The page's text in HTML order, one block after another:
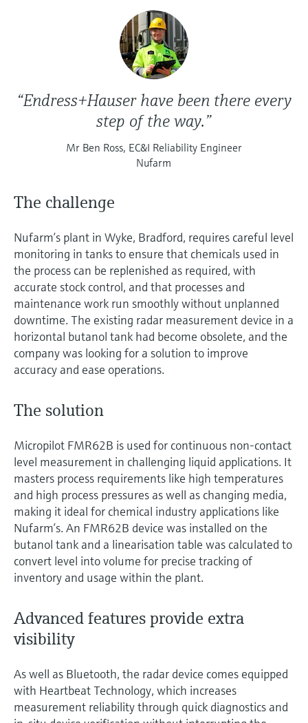
“Endress+Hauser have been there every
step of the way.”
Mr Ben Ross, EC&I Reliability Engineer
Nufarm
The challenge
Nufarm’s plant in Wyke, Bradford, requires careful level
monitoring in tanks to ensure that chemicals used in
the process can be replenished as required, with
accurate stock control, and that processes and
maintenance work run smoothly without unplanned
downtime. The existing radar measurement device in a
horizontal butanol tank had become obsolete, and the
company was looking for a solution to improve
accuracy and ease operations.
The solution
Micropilot FMR62B is used for continuous non-contact
level measurement in challenging liquid applications. It
masters process requirements like high temperatures
and high process pressures as well as changing media,
making it ideal for chemical industry applications like
Nufarm’s. An FMR62B device was installed on the
butanol tank and a linearisation table was calculated to
convert level into volume for precise tracking of
inventory and usage within the plant.
Advanced features provide extra
visibility
As well as Bluetooth, the radar device comes equipped
with Heartbeat Technology, which increases
measurement reliability through quick diagnostics and